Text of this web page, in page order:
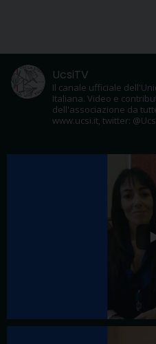
UcsiTV
Il canale ufficiale
Italiana. Video e
dell'associazione da
www.ucsi.it, twitter: